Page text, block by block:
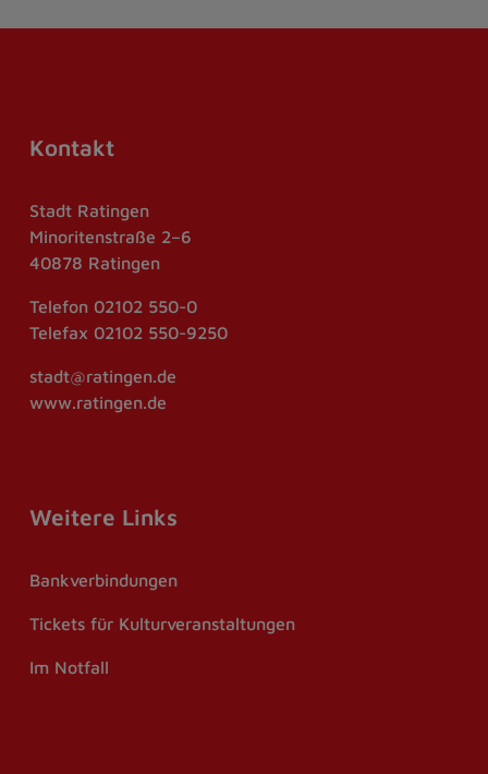
Kontakt
Stadt Ratingen
Minoritenstraße 2–6
40878 Ratingen
Telefon 02102 550-0
Telefax 02102 550-9250
stadt@ratingen.de
www.ratingen.de
Weitere Links
Bankverbindungen
Tickets für Kulturveranstaltungen
Im Notfall